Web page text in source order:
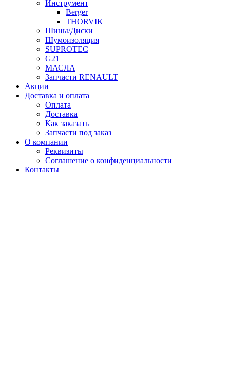
Инструмент
Berger
THORVIK
Шины/Диски
Шумоизоляция
SUPROTEC
G21
МАСЛА
Запчасти RENAULT
Акции
Доставка и оплата
Оплата
Доставка
Как заказать
Запчасти под заказ
О компании
Реквизиты
Соглашение о конфиденциальности
Контакты